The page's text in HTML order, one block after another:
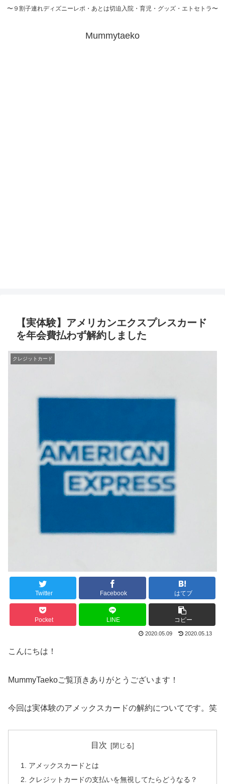
〜９割子連れディズニーレポ・あとは切迫入院・育児・グッズ・エトセトラ〜
Mummytaeko
【実体験】アメリカンエクスプレスカード
を年会費払わず解約しました
クレジットカード
Twitter Facebook はてブ
Pocket LINE コピー
2020.05.09 2020.05.13
こんにちは！
MummyTaekoご覧頂きありがとうございます！
今回は実体験のアメックスカードの解約についてです。笑
目次
アメックスカードとは
クレジットカードの支払いを無視してたらどうなる？